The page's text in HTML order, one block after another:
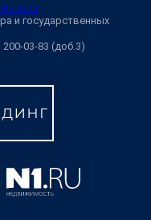
и государственных
200-03-83 (доб.3)